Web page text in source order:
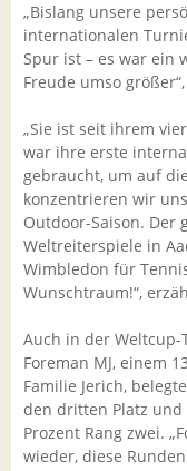
„Bislang unsere
internationalen
Spur ist – es war ein
Freude umso
„Sie ist seit ihrem
war ihre erste
gebraucht, um auf
konzentrieren wir
Outdoor-Saison. Der
Weltreiterspiele in
Wimbledon für
Wunschtraum!“,
Auch in der
Foreman MJ, einem
Familie Jerich,
den dritten Platz
Prozent Rang zwei.
wieder, diese